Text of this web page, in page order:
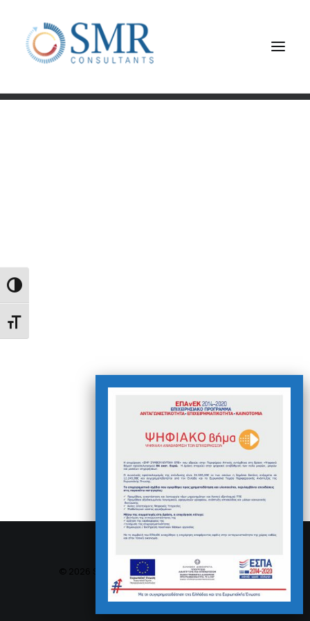
Εναλλαγή Υψηλής Αντίθεσης
Εναλλαγή Μεγέθους Γραμμάτων
© 2026 SMR Consultants. All rights reserved